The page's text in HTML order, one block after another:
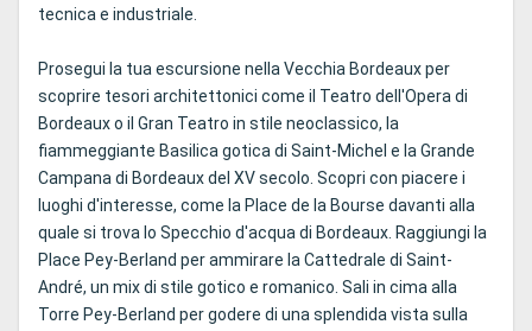
tecnica e industriale.
Prosegui la tua escursione nella Vecchia Bordeaux per
scoprire tesori architettonici come il Teatro dell'Opera di
Bordeaux o il Gran Teatro in stile neoclassico, la
fiammeggiante Basilica gotica di Saint-Michel e la Grande
Campana di Bordeaux del XV secolo. Scopri con piacere i
luoghi d'interesse, come la Place de la Bourse davanti alla
quale si trova lo Specchio d'acqua di Bordeaux. Raggiungi la
Place Pey-Berland per ammirare la Cattedrale di Saint-
André, un mix di stile gotico e romanico. Sali in cima alla
Torre Pey-Berland per godere di una splendida vista sulla